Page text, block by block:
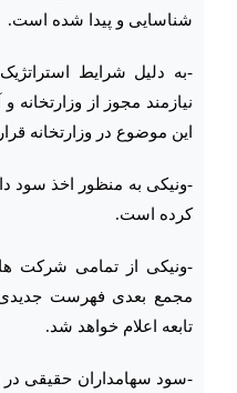
شناسایی و پیدا شده است.
-به دلیل شرایط
نیازمند مجوز از وزارتخانه
این موضوع در وزارتخانه
-ونیکی به منظور اخذ سود
کرده است.
-ونیکی از تمامی شرکت
مجمع بعدی فهرست
تابعه اعلام خواهد شد.
-سود سهامداران حقیقی